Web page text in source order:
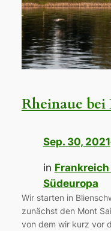
Rheinaue
Sep. 30, 2021
in Frankreich
Südeuropa
Wir starten in
zunächst den Mont
von dem wir kurz vor